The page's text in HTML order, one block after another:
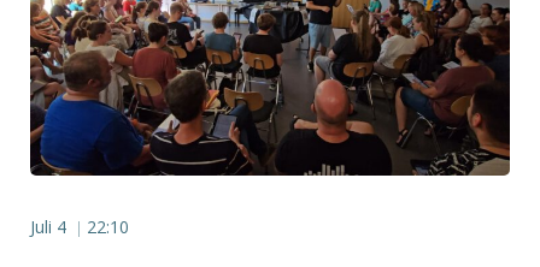
Juli 4 | 22:10